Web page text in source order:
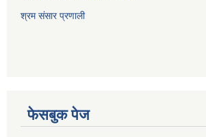
श्रम संसार प्रणाली
फेसबुक पेज